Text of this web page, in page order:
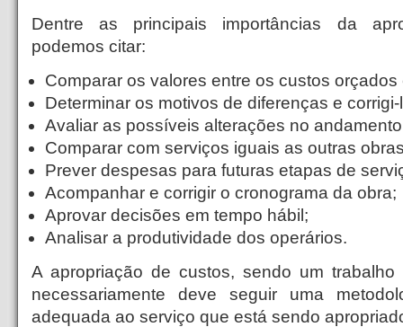
Dentre as principais importâncias da
podemos citar:
Comparar os valores entre os custos
Determinar os motivos de diferenças e
Avaliar as possíveis alterações no
Comparar com serviços iguais as outras
Prever despesas para futuras etapas de
Acompanhar e corrigir o cronograma da obra;
Aprovar decisões em tempo hábil;
Analisar a produtividade dos operários.
A apropriação de custos, sendo um
necessariamente deve seguir uma
adequada ao serviço que está sendo